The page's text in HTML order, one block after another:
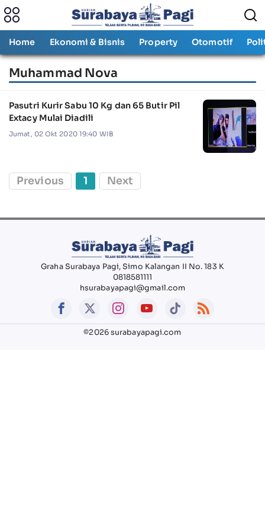
Home Ekonomi & Bisnis Property Otomotif
Muhammad Nova
Pasutri Kurir Sabu 10 Kg dan 65 Butir Pil
Extacy Mulai Diadili
Jumat, 02 Okt 2020 19:40 WIB
Previous 1 Next
Graha Surabaya Pagi, Simo Kalangan II No. 183 K
0818581111
hsurabayapagi@gmail.com
©2026 surabayapagi.com